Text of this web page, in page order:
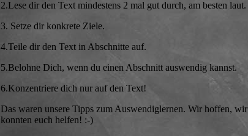
2.Lese dir den Text mindestens 2 mal gut durch, am besten laut.
3. Setze dir konkrete Ziele.
4.Teile dir den Text in Abschnitte auf.
5.Belohne Dich, wenn du einen Abschnitt auswendig kannst.
6.Konzentriere dich nur auf den Text!
Das waren unsere Tipps zum Auswendiglernen. Wir hoffen, wir
konnten euch helfen! :-)